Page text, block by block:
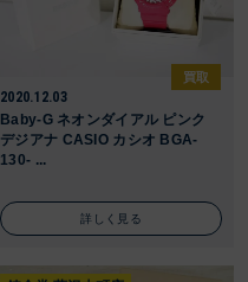
買取
2020.12.03
Baby-G ネオンダイアル ピンク
デジアナ CASIO カシオ BGA-
130- ...
詳しく見る